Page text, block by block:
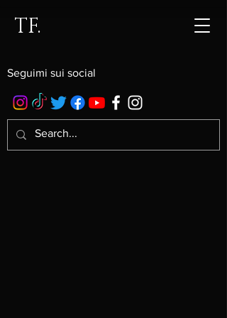
TF.
Seguimi sui social